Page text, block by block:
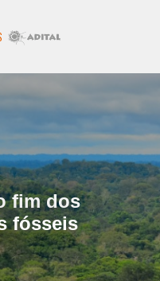
fim dos
fósseis